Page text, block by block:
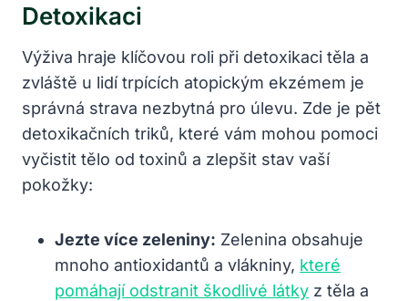
Detoxikaci
Výživa hraje klíčovou roli při detoxikaci těla a
zvláště u lidí trpících atopickým ekzémem je
správná strava nezbytná pro úlevu. Zde je pět
detoxikačních triků, které vám mohou pomoci
vyčistit tělo od toxinů a zlepšit stav vaší
pokožky:
Jezte více zeleniny: Zelenina obsahuje
mnoho antioxidantů a vlákniny, které
pomáhají odstranit škodlivé látky z těla a